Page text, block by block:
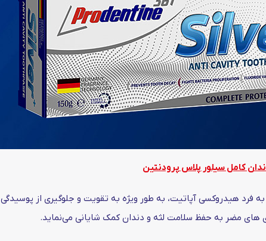
کامل سیلور پلاس پرودنتین
فرد هیدروکسی آپاتیت، به طور ویژه به تقویت و جلوگیری از پوسیدگی
های مضر به حفظ سلامت لثه و دندان کمک شایانی می‌نماید.